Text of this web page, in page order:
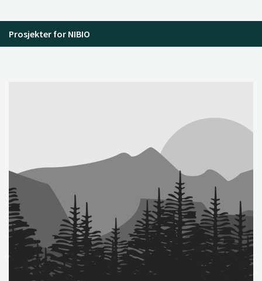
Prosjekter for NIBIO